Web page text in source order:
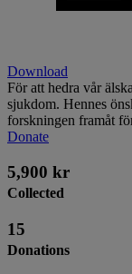
Download
För att hedra vår
sjukdom. Hennes
forskningen framåt
Donate
5,900 kr
Collected
15
Donations